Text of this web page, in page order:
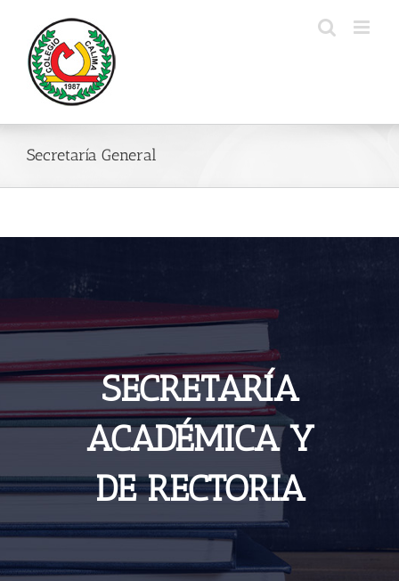
content
Secretaría General
SECRETARÍA
ACADÉMICA Y
DE RECTORIA